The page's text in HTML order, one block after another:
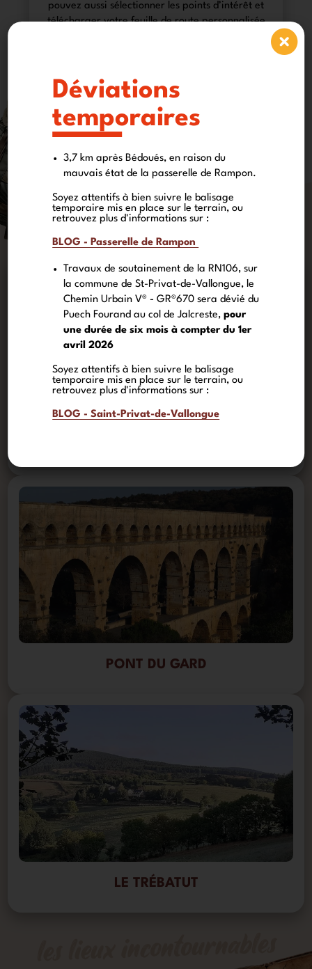
Déviations
temporaires
3,7 km après Bédoués, en raison du
mauvais état de la passerelle de Rampon.
Soyez attentifs à bien suivre le balisage
temporaire mis en place sur le terrain, ou
retrouvez plus d'informations sur :
BLOG - Passerelle de Rampon
Travaux de soutainement de la RN106, sur
la commune de St-Privat-de-Vallongue, le
Chemin Urbain V® - GR®670 sera dévié du
Puech Fourand au col de Jalcreste,pour
une durée de six mois à compter du 1er
avril 2026
Soyez attentifs à bien suivre le balisage
temporaire mis en place sur le terrain, ou
retrouvez plus d'informations sur :
BLOG - Saint-Privat-de-Vallongue
pouvez aussi sélectionner les points d’intérêt et
télécharger votre feuille de route personnalisée
la carte interactive
PONT DU GARD
LE TRÉBATUT